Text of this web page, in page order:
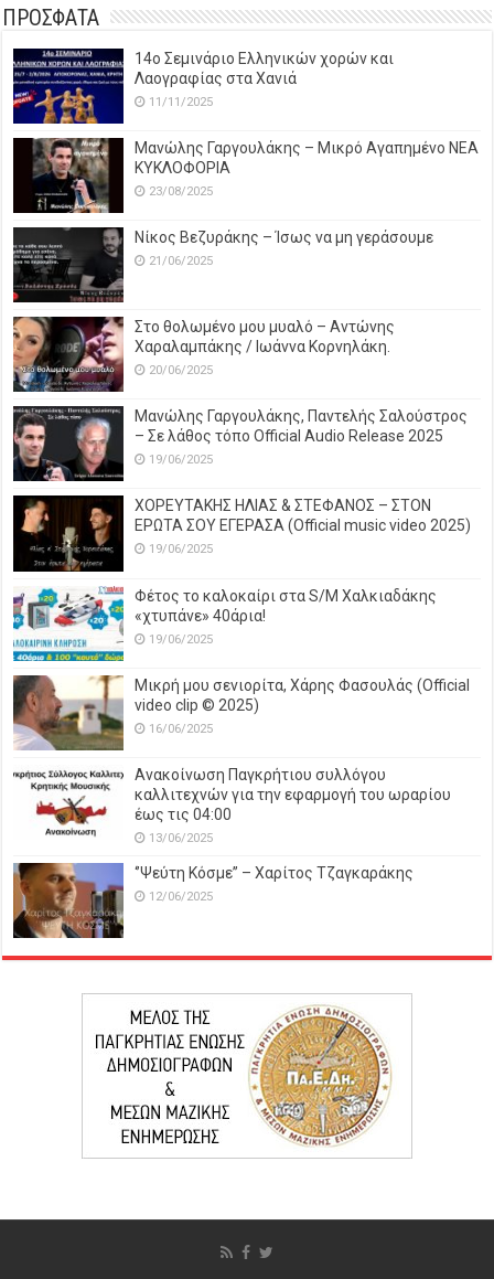
ΠΡΟΣΦΑΤΑ
14o Σεμινάριο Ελληνικών χορών και
Λαογραφίας στα Χανιά
11/11/2025
Μανώλης Γαργουλάκης – Μικρό Αγαπημένο NEΑ
ΚΥΚΛΟΦΟΡΙΑ
23/08/2025
Νίκος Βεζυράκης – Ίσως να μη γεράσουμε
21/06/2025
Στο θολωμένο μου μυαλό – Αντώνης
Χαραλαμπάκης / Ιωάννα Κορνηλάκη.
20/06/2025
Μανώλης Γαργουλάκης, Παντελής Σαλούστρος
– Σε λάθος τόπο Official Audio Release 2025
19/06/2025
ΧΟΡΕΥΤΑΚΗΣ ΗΛΙΑΣ & ΣΤΕΦΑΝΟΣ – ΣΤΟΝ
ΕΡΩΤΑ ΣΟΥ ΕΓΕΡΑΣΑ (Official music video 2025)
19/06/2025
Φέτος το καλοκαίρι στα S/M Χαλκιαδάκης
«χτυπάνε» 40άρια!
19/06/2025
Μικρή μου σενιορίτα, Χάρης Φασουλάς (Official
video clip © 2025)
16/06/2025
Ανακοίνωση Παγκρήτιου συλλόγου
καλλιτεχνών για την εφαρμογή του ωραρίου
έως τις 04:00
13/06/2025
‘’Ψεύτη Κόσμε’’ – Χαρίτος Τζαγκαράκης
12/06/2025